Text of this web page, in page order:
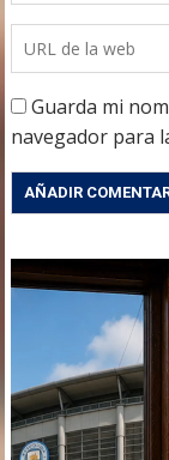
Guarda mi
navegador para